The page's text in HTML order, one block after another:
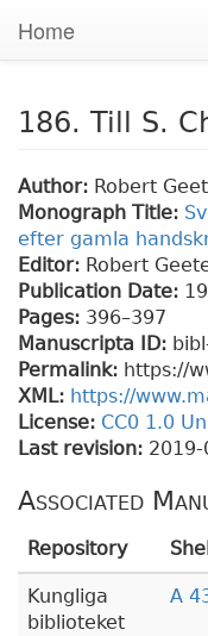
Home
186. Till S.
Author: Robert
Monograph Title:
efter gamla
Editor: Robert
Publication Date:
Pages: 396–397
Manuscripta ID:
Permalink: https://
XML: https://
License: CC0 1.0
Last revision: 2019-
Associated
Repository
Kungliga
biblioteket
A